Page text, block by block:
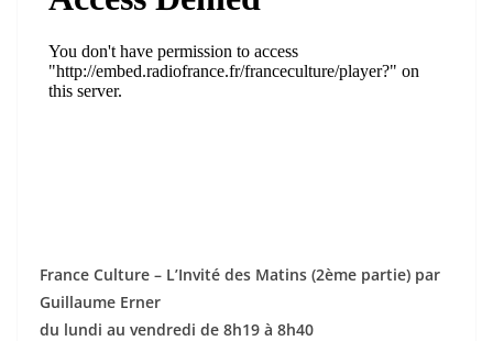
France Culture – L’Invité des Matins (2ème partie) par
Guillaume Erner
du lundi au vendredi de 8h19 à 8h40